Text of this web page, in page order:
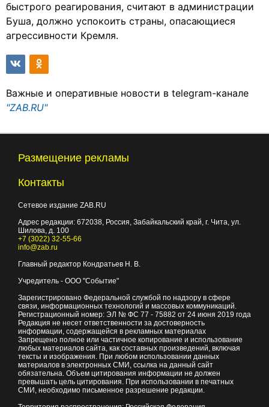
быстрого реагирования, считают в администрации
Буша, должно успокоить страны, опасающиеся
агрессивности Кремля.
Важные и оперативные новости в telegram-канале
"ZAB.RU"
Размещение рекламы
Контакты
Сетевое издание ZAB.RU
Адрес редакции: 672038, Россия, Забайкальский край, г. Чита, ул.
Шилова, д. 100
+7 (3022) 32-55-66
info@zab.ru
Главный редактор Кондратьев Н. В.
Учредитель - ООО "Событие"
Зарегистрировано Федеральной службой по надзору в сфере
связи, информационных технологий и массовых коммуникаций.
Регистрационный номер: ЭЛ № ФС 77 - 75882 от 24 июня 2019 года
Редакция не несет ответственности за достоверность
информации, содержащейся в рекламных материалах
Запрещено полное или частичное копирование и использование
любых материалов сайта, как составных произведений, включая
тексты и изображения. При любом использовании данных
материалов в электронных СМИ, ссылка на данный сайт
обязательна. Объем цитирования информации не должен
превышать цель цитирования. При использовании в печатных
СМИ, необходимо письменное разрешение редакции.